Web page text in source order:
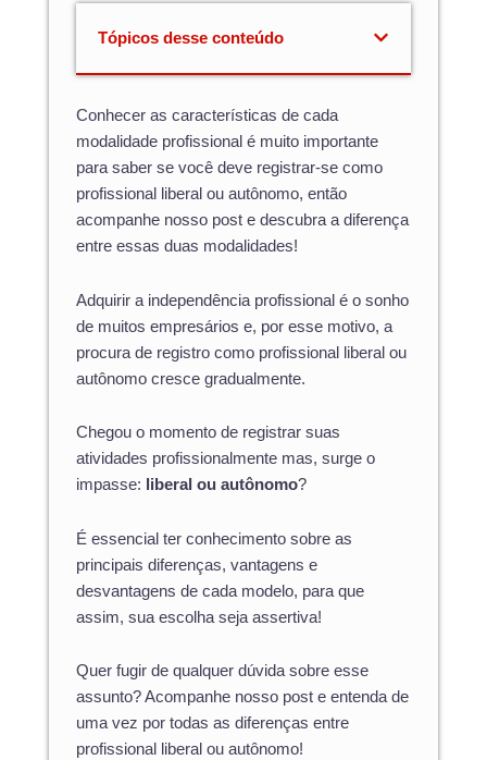
Tópicos desse conteúdo
Conhecer as características de cada
modalidade profissional é muito importante
para saber se você deve registrar-se como
profissional liberal ou autônomo, então
acompanhe nosso post e descubra a diferença
entre essas duas modalidades!
Adquirir a independência profissional é o sonho
de muitos empresários e, por esse motivo, a
procura de registro como profissional liberal ou
autônomo cresce gradualmente.
Chegou o momento de registrar suas
atividades profissionalmente mas, surge o
impasse:
liberal ou autônomo?
É essencial ter conhecimento sobre as
principais diferenças, vantagens e
desvantagens de cada modelo, para que
assim, sua escolha seja assertiva!
Quer fugir de qualquer dúvida sobre esse
assunto? Acompanhe nosso post e entenda de
uma vez por todas as diferenças entre
profissional liberal ou autônomo!